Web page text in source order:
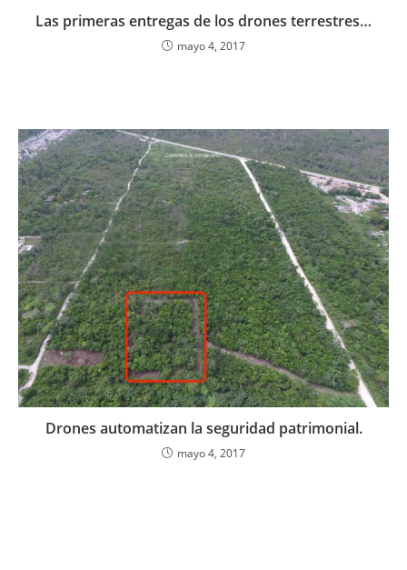
Las primeras entregas de los drones terrestres…
mayo 4, 2017
Drones automatizan la seguridad patrimonial.
mayo 4, 2017